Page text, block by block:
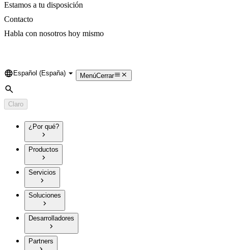
Estamos a tu disposición
Contacto
Habla con nosotros hoy mismo
Language
Español (España) MenúCerrar
Búsqueda
Claro
¿Por qué?
Productos
Servicios
Soluciones
Desarrolladores
Partners